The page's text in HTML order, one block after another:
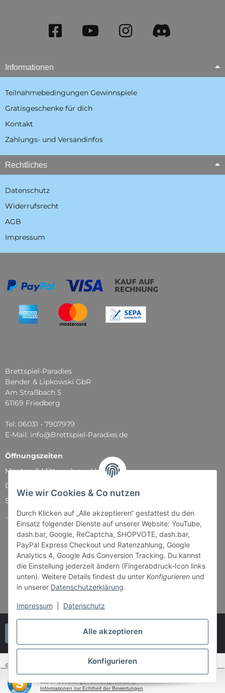
Alle akzeptieren
Konfigurieren
Wie wir Cookies & Co nutzen
Durch Klicken auf „Alle akzeptieren“ gestattest du den
Einsatz folgender Dienste auf unserer Website: YouTube,
dash.bar, Google, ReCaptcha, SHOPVOTE, dash.bar,
PayPal Express Checkout und Ratenzahlung, Google
Analytics 4, Google Ads Conversion Tracking. Du kannst
die Einstellung jederzeit ändern (Fingerabdruck-Icon links
unten). Weitere Details findest du unter Konfigurieren und
in unserer Datenschutzerklärung.
Impressum Datenschutz
Informationen
Teilnahmebedingungen Gewinnspiele
Gratisgeschenke für dich
Kontakt
Zahlungs- und Versandinfos
Rechtliches
Datenschutz
Widerrufsrecht
AGB
Impressum
Brettspiel-Paradies
Bender & Lipkowski GbR
Am Straßbach 5
61169 Friedberg
Tel: 06031 - 7907979
E-Mail: info@Brettspiel-Paradies.de
Öffnungszeiten
Montag & Mittwoch nur Versand
Dienstag, Donnerstag und Freitag: 11:00 - 18:30 Uhr
Samstag: 11:00 - 14:00 Uhr
...und natürlich während unserer Events
© Bender & Lipkowski GbR - Brettspiel-Paradies
* Alle Preise inkl. gesetzlicher USt., zzgl.Versand
SEHR GUT (4.87 / 5)
aus37Bewertungen bei: shopvote.de ⓘ
Informationen zur Echtheit der Bewertungen